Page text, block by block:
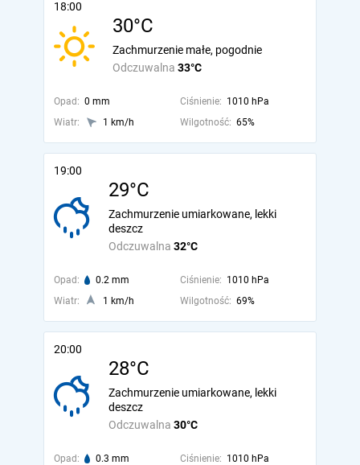
18:00
30°C
Odczuwalna 33°C
Zachmurzenie małe, pogodnie
Opad: 0 mm Ciśnienie: 1010 hPa
Wiatr:
1 km/h Wilgotność: 65%
19:00
29°C
Odczuwalna 32°C
Zachmurzenie umiarkowane, lekki
deszcz
Opad: 0.2 mm Ciśnienie: 1010 hPa
Wiatr:
1 km/h Wilgotność: 69%
20:00
28°C
Odczuwalna 30°C
Zachmurzenie umiarkowane, lekki
deszcz
Opad: 0.3 mm Ciśnienie: 1010 hPa